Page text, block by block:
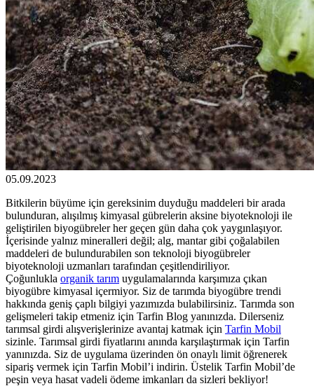
05.09.2023
Bitkilerin büyüme için gereksinim duyduğu maddeleri bir arada
bulunduran, alışılmış kimyasal gübrelerin aksine biyoteknoloji ile
geliştirilen biyogübreler her geçen gün daha çok yaygınlaşıyor.
İçerisinde yalnız mineralleri değil; alg, mantar gibi çoğalabilen
maddeleri de bulundurabilen son teknoloji biyogübreler
biyoteknoloji uzmanları tarafından çeşitlendiriliyor.
Çoğunlukla organik tarım uygulamalarında karşımıza çıkan
biyogübre kimyasal içermiyor. Siz de tarımda biyogübre trendi
hakkında geniş çaplı bilgiyi yazımızda bulabilirsiniz. Tarımda son
gelişmeleri takip etmeniz için Tarfin Blog yanınızda. Dilerseniz
tarımsal girdi alışverişlerinize avantaj katmak için Tarfin Mobil
sizinle. Tarımsal girdi fiyatlarını anında karşılaştırmak için Tarfin
yanınızda. Siz de uygulama üzerinden ön onaylı limit öğrenerek
sipariş vermek için Tarfin Mobil’i indirin. Üstelik Tarfin Mobil’de
peşin veya hasat vadeli ödeme imkanları da sizleri bekliyor!